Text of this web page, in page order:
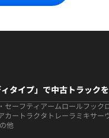
ィタイプ」で中古トラック
セーフティ アームロールフック
カー トラクタ トレーラ ミキサー
他